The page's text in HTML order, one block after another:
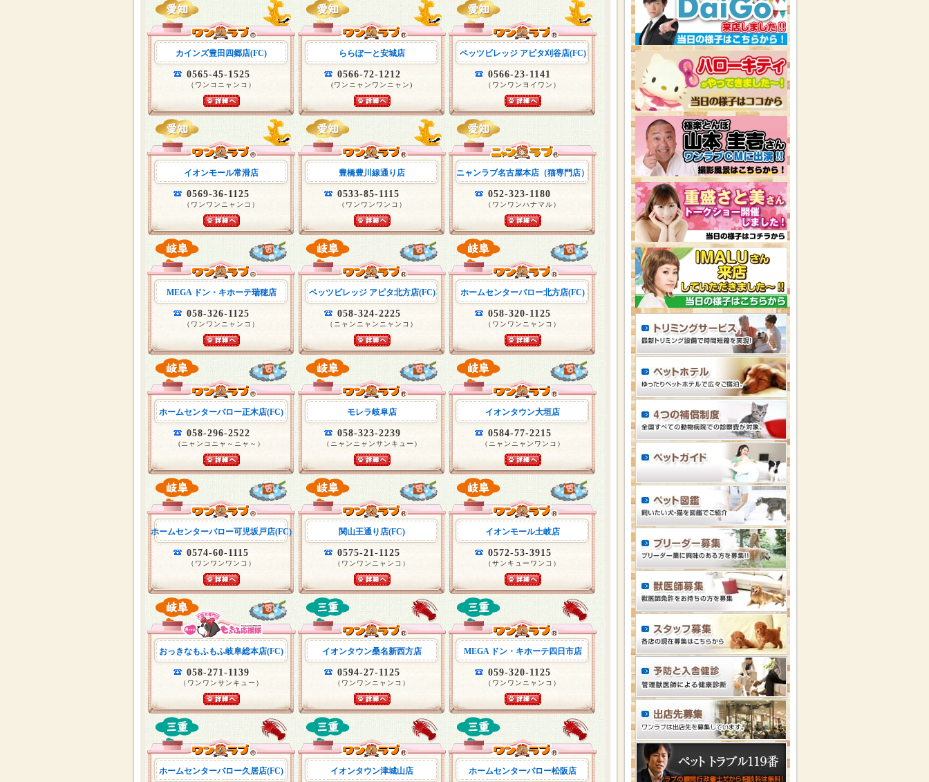
カインズ豊田四郷店(FC)
0565-45-1525
（ワンコニャンコ）
ららぽーと安城店
0566-72-1212
(ワンニャンワンニャン)
ペッツビレッジ アピタ刈谷店(FC)
0566-23-1141
（ワンワンヨイワン）
イオンモール常滑店
0569-36-1125
（ワンワンニャンコ）
豊橋豊川線通り店
0533-85-1115
（ワンワンワンコ）
ニャンラブ名古屋本店（猫専門店）
052-323-1180
（ワンワンハナマル）
MEGA ドン・キホーテ瑞穂店
058-326-1125
（ワンワンニャンコ）
ペッツビレッジ アピタ北方店(FC)
058-324-2225
（ニャンニャンニャンコ）
ホームセンターバロー北方店(FC)
058-320-1125
（ワンワンニャンコ）
ホームセンターバロー正木店(FC)
058-296-2522
(ニャンコニャ～ニャ～）
モレラ岐阜店
058-323-2239
（ニャンニャンサンキュー）
イオンタウン大垣店
0584-77-2215
（ニャンニャンワンコ）
ホームセンターバロー可児坂戸店(FC)
0574-60-1115
（ワンワンワンコ）
関山王通り店(FC)
0575-21-1125
（ワンワンニャンコ）
イオンモール土岐店
0572-53-3915
（サンキューワンコ）
おっきなもふもふ岐阜総本店(FC)
058-271-1139
（ワンワンサンキュー）
イオンタウン桑名新西方店
0594-27-1125
（ワンワンニャンコ）
MEGA ドン・キホーテ四日市店
059-320-1125
（ワンワンニャンコ）
ホームセンターバロー久居店(FC) イオンタウン津城山店 ホームセンターバロー松阪店